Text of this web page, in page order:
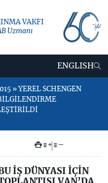
VAKFI
Uzmanı
ENGLISH
» YEREL SCHENGEN
+ –
İŞ DÜNYASI İÇİN